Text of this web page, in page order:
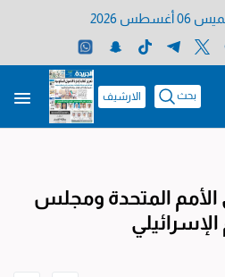
أغسطس 2026
بحث الارشيف
الأمم المتحدة ومجلس